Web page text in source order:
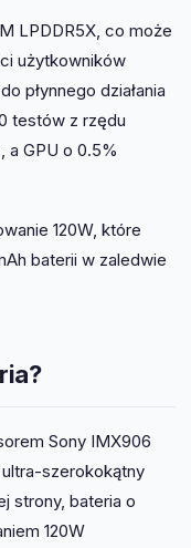
LPDDR5X, co może
użytkowników
płynnego działania
testów z rzędu
a GPU o 0.5%
120W, które
baterii w zaledwie
Sony IMX906
szerokokątny
strony, bateria o
120W